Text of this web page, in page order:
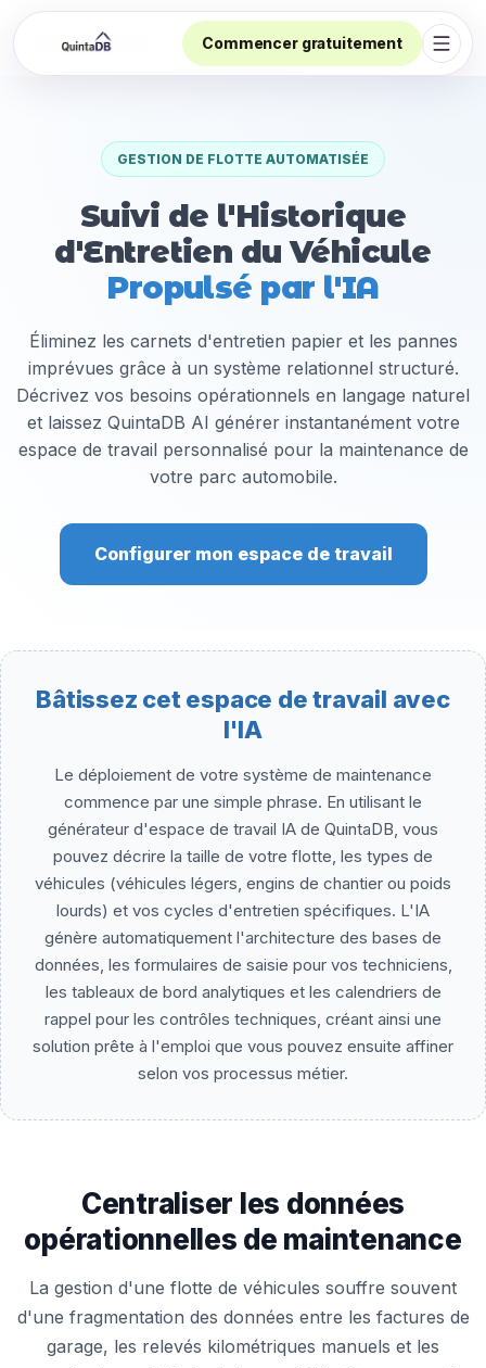
Commencer gratuitement
GESTION DE FLOTTE AUTOMATISÉE
Suivi de l'Historique
d'Entretien du Véhicule
Propulsé par l'IA
Éliminez les carnets d'entretien papier et les pannes
imprévues grâce à un système relationnel structuré.
Décrivez vos besoins opérationnels en langage naturel
et laissez QuintaDB AI générer instantanément votre
espace de travail personnalisé pour la maintenance de
votre parc automobile.
Configurer mon espace de travail
Bâtissez cet espace de travail avec
l'IA
Le déploiement de votre système de maintenance
commence par une simple phrase. En utilisant le
générateur d'espace de travail IA de QuintaDB, vous
pouvez décrire la taille de votre flotte, les types de
véhicules (véhicules légers, engins de chantier ou poids
lourds) et vos cycles d'entretien spécifiques. L'IA
génère automatiquement l'architecture des bases de
données, les formulaires de saisie pour vos techniciens,
les tableaux de bord analytiques et les calendriers de
rappel pour les contrôles techniques, créant ainsi une
solution prête à l'emploi que vous pouvez ensuite affiner
selon vos processus métier.
Centraliser les données
opérationnelles de maintenance
La gestion d'une flotte de véhicules souffre souvent
d'une fragmentation des données entre les factures de
garage, les relevés kilométriques manuels et les